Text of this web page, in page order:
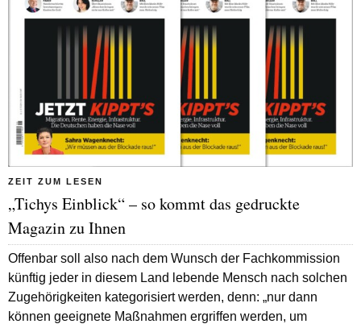
ZEIT ZUM LESEN
„Tichys Einblick“ – so kommt das gedruckte
Magazin zu Ihnen
Offenbar soll also nach dem Wunsch der Fachkommission
künftig jeder in diesem Land lebende Mensch nach solchen
Zugehörigkeiten kategorisiert werden, denn: „nur dann
können geeignete Maßnahmen ergriffen werden, um